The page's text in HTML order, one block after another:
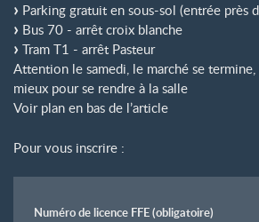
Parking gratuit en sous-sol (entrée près
Bus 70 - arrêt croix blanche
Tram T1 - arrêt Pasteur
Attention le samedi, le marché se
mieux pour se rendre à la salle
Voir plan en bas de l’article
Pour vous inscrire :
Numéro de licence FFE(obligatoire)